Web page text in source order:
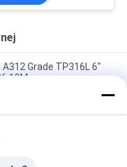
Grade TP316L 6"
C276 Astm 494
C-276 Rura spawana
na zimno rura bez